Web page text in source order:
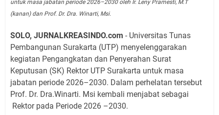
untuk masa jabatan periode 2026–2030 oleh Ir. Leny Pramesti, M.T
(kanan) dan Prof. Dr. Dra. Winarti, Msi.
SOLO, JURNALKREASINDO.com - Universitas Tunas
Pembangunan Surakarta (UTP) menyelenggarakan
kegiatan Pengangkatan dan Penyerahan Surat
Keputusan (SK) Rektor UTP Surakarta untuk masa
jabatan periode 2026–2030. Dalam perhelatan tersebut
Prof. Dr. Dra.Winarti. Msi kembali menjabat sebagai
Rektor pada Periode 2026 –2030.